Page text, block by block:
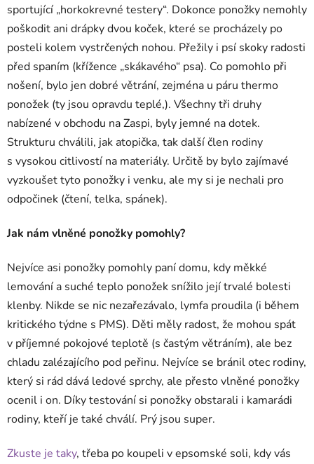
sportující „horkokrevné testery“. Dokonce ponožky nemohly
poškodit ani drápky dvou koček, které se procházely po
posteli kolem vystrčených nohou. Přežily i psí skoky radosti
před spaním (křížence „skákavého“ psa). Co pomohlo při
nošení, bylo jen dobré větrání, zejména u páru thermo
ponožek (ty jsou opravdu teplé,). Všechny tři druhy
nabízené v obchodu na Zaspi, byly jemné na dotek.
Strukturu chválili, jak atopička, tak další člen rodiny
s vysokou citlivostí na materiály. Určitě by bylo zajímavé
vyzkoušet tyto ponožky i venku, ale my si je nechali pro
odpočinek (čtení, telka, spánek).
Jak nám vlněné ponožky pomohly?
Nejvíce asi ponožky pomohly paní domu, kdy měkké
lemování a suché teplo ponožek snížilo její trvalé bolesti
klenby. Nikde se nic nezařezávalo, lymfa proudila (i během
kritického týdne s PMS). Děti měly radost, že mohou spát
v příjemné pokojové teplotě (s častým větráním), ale bez
chladu zalézajícího pod peřinu. Nejvíce se bránil otec rodiny,
který si rád dává ledové sprchy, ale přesto vlněné ponožky
ocenil i on. Díky testování si ponožky obstarali i kamarádi
rodiny, kteří je také chválí. Prý jsou super.
Zkuste je taky, třeba po koupeli v epsomské soli, kdy vás